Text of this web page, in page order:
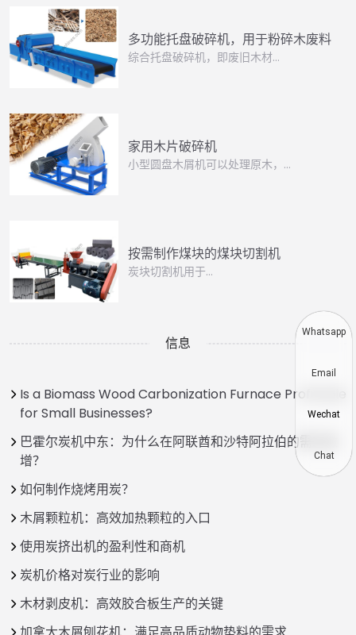
多功能托盘破碎机，用于粉碎木废料
综合托盘破碎机，即废旧木材…
家用木片破碎机
小型圆盘木屑机可以处理原木，…
按需制作煤块的煤块切割机
炭块切割机用于…
信息
Is a Biomass Wood Carbonization Furnace Profitable
for Small Businesses?
巴霍尔炭机中东：为什么在阿联酋和沙特阿拉伯的需求激
增？
如何制作烧烤用炭？
木屑颗粒机：高效加热颗粒的入口
使用炭挤出机的盈利性和商机
炭机价格对炭行业的影响
木材剥皮机：高效胶合板生产的关键
Whatsapp
Email
Wechat
Chat